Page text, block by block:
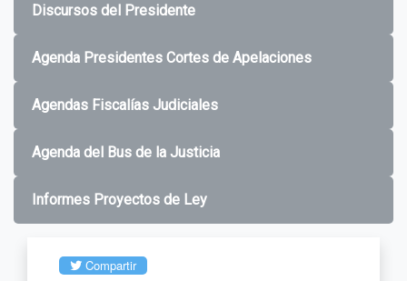
Discursos del Presidente
Agenda Presidentes Cortes de Apelaciones
Agendas Fiscalías Judiciales
Agenda del Bus de la Justicia
Informes Proyectos de Ley
Compartir